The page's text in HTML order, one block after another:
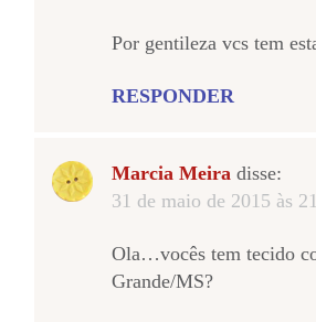
Por gentileza vcs tem
RESPONDER
Marcia Meira disse:
31 de maio de 2015 às
Ola…vocês tem tecido
Grande/MS?